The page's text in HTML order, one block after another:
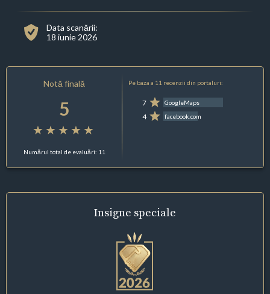
Data scanării:
18 iunie 2026
Notă finală
5
Numărul total de evaluări: 11
Pe baza a 11 recenzii din portaluri:
7 GoogleMaps
4 facebook.com
Insigne speciale